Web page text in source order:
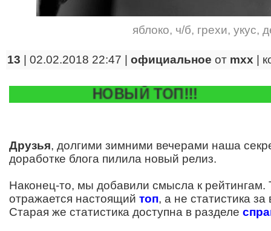
яблоко, ч/б, грехи, укус,
13 | 02.02.2018 22:47 | официальное от mxx
НОВЫЙ ТОП!!!
Друзья, долгими зимними вечерами наша
доработке блога пилила новый релиз.
Наконец-то, мы добавили смысла к рейтингам.
отражается настоящий топ, а не статистика
Старая же статистика доступна в разделе